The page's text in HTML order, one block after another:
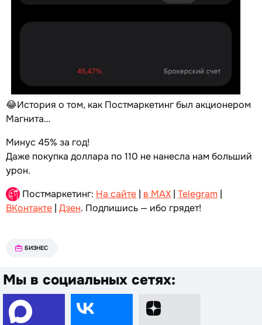
😂История о том, как Постмаркетинг был акционером
Магнита…
Минус 45% за год!
Даже покупка доллара по 110 не нанесла нам больший
урон.
Постмаркетинг: На сайте | в MAX | Telegram |
ВКонтакте | Дзен. Подпишись — ибо грядет!
БИЗНЕС
Мы в социальных сетях: